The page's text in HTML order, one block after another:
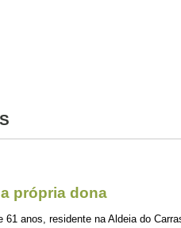
própria dona
61 anos, residente na Aldeia do